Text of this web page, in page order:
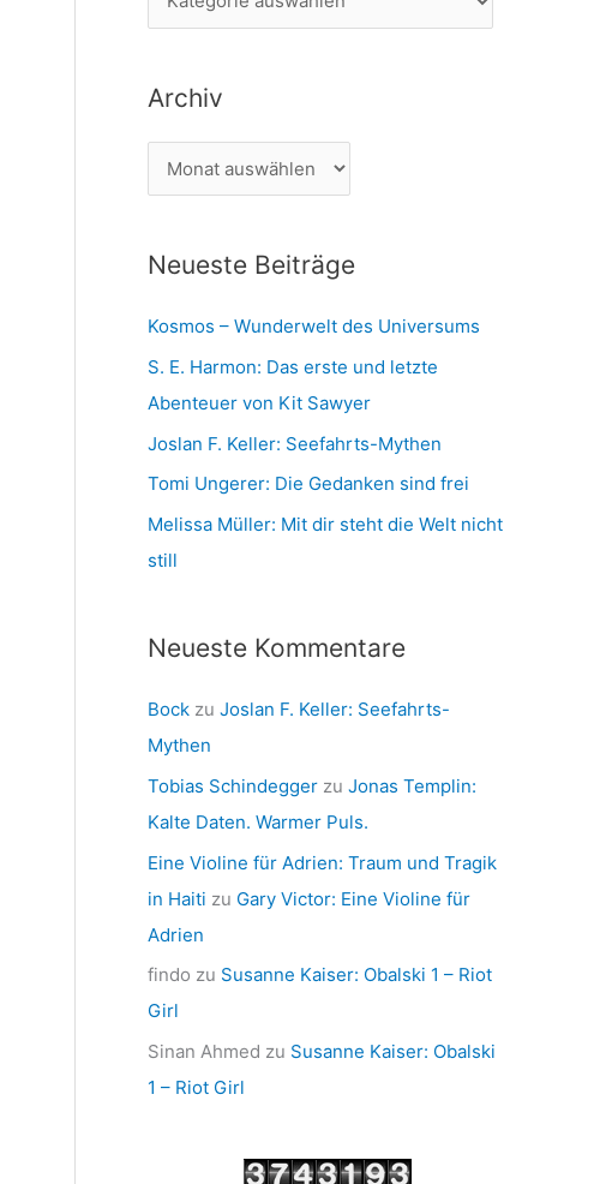
c
h
a
e
e
n
Archiv
r
h
v
Neueste Beiträge
Kosmos – Wunderwelt des Universums
S. E. Harmon: Das erste und letzte
Abenteuer von Kit Sawyer
Joslan F. Keller: Seefahrts-Mythen
Tomi Ungerer: Die Gedanken sind frei
Melissa Müller: Mit dir steht die Welt nicht
still
Neueste Kommentare
Bock zu Joslan F. Keller: Seefahrts-
Mythen
Tobias Schindegger zu Jonas Templin:
Kalte Daten. Warmer Puls.
Eine Violine für Adrien: Traum und Tragik
in Haiti zu Gary Victor: Eine Violine für
Adrien
findo zu Susanne Kaiser: Obalski 1 – Riot
Girl
Sinan Ahmed zu Susanne Kaiser: Obalski
1 – Riot Girl